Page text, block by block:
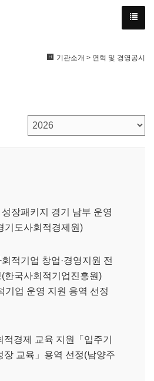
기관소개 > 연혁 및 경영공시
장패키지 경기 남부 운영
기도사회적경제원)
적기업 창업·경영지원 전
한국사회적기업진흥원)
기업 운영 지원 용역 선정
적경제 교육 지원「입주기
장 교육」용역 선정(남양주